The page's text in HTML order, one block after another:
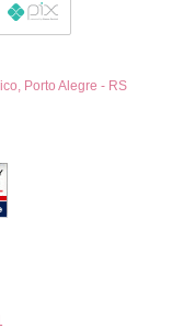
Porto Alegre - RS